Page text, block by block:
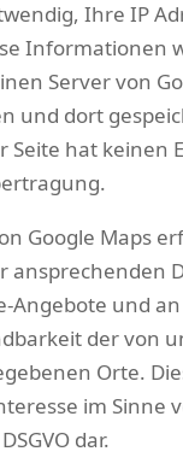
Ihre IP
Informationen
Server von
und dort
Seite hat keinen
Google Maps
ansprechenden
Angebote und
der von
Orte.
im Sinne
dar.